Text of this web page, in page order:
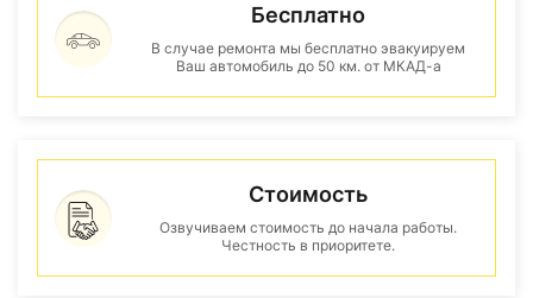
Бесплатно
В случае ремонта мы бесплатно эвакуируем
Ваш автомобиль до 50 км. от МКАД-а
Стоимость
Озвучиваем стоимость до начала работы.
Честность в приоритете.